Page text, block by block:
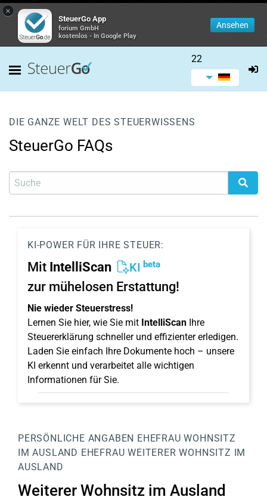
×
SteuerGo App
forium GmbH
kostenlos - In Google Play
Ansehen
22
DIE GANZE WELT DES STEUERWISSENS
SteuerGo FAQs
KI-POWER FÜR IHRE STEUER:
Mit IntelliScan KI beta
zur mühelosen Erstattung!
Nie wieder Steuerstress!
Lernen Sie hier, wie Sie mit IntelliScan Ihre
Steuererklärung schneller und effizienter erledigen.
Laden Sie einfach Ihre Dokumente hoch – unsere
KI erkennt und verarbeitet alle wichtigen
Informationen für Sie.
PERSÖNLICHE ANGABEN EHEFRAUWOHNSITZ
IM AUSLAND EHEFRAU WEITERER WOHNSITZ IM
AUSLAND
Weiterer Wohnsitz im Ausland